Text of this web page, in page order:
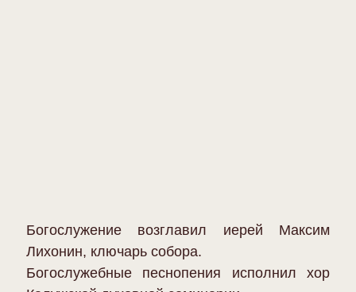
Богослужение возглавил иерей Максим
Лихонин, ключарь собора.
Богослужебные песнопения исполнил хор